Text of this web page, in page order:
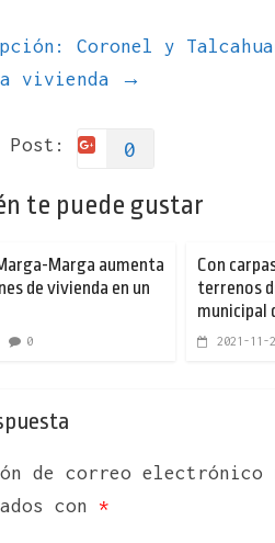
Coronel y
vivienda
→
Post: 0
te puede gustar
Marga aumenta
de vivienda en un
0
Con
terrenos
municipal
2021-11-
de correo electrónico
con *